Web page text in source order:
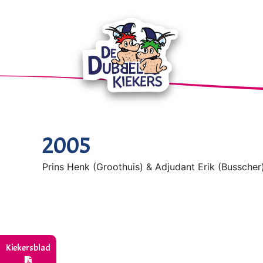
2005
Prins Henk (Groothuis) & Adjudant Erik
Kiekersblad